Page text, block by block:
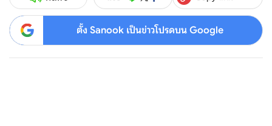
ตั้ง Sanook เป็นข่าวโปรดบน Google